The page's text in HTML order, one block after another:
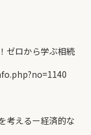
ゼロから学ぶ相続
考えるー経済的な